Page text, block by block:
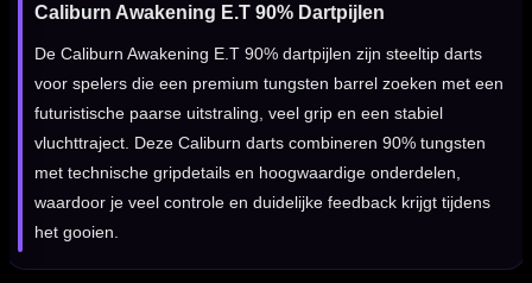
Caliburn Awakening E.T 90% Dartpijlen
De Caliburn Awakening E.T 90% dartpijlen zijn steeltip darts
voor spelers die een premium tungsten barrel zoeken met een
futuristische paarse uitstraling, veel grip en een stabiel
vluchttraject. Deze Caliburn darts combineren 90% tungsten
met technische gripdetails en hoogwaardige onderdelen,
waardoor je veel controle en duidelijke feedback krijgt tijdens
het gooien.